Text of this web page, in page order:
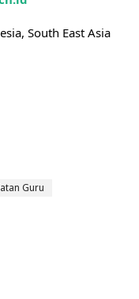
South East Asia
Guru